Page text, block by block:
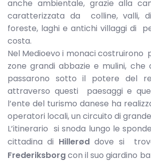
anche ambientale, grazie alla
caratterizzata da colline, valli,
foreste, laghi e antichi villaggi di
costa.
Nel Medioevo i monaci costruirono
zone grandi abbazie e mulini,
passarono sotto il potere del
attraverso questi paesaggi e
l’ente del turismo danese ha
operatori locali, un circuito di
L’itinerario si snoda lungo le
cittadina di Hillerøddove si
Frederiksborgcon il suo giardino